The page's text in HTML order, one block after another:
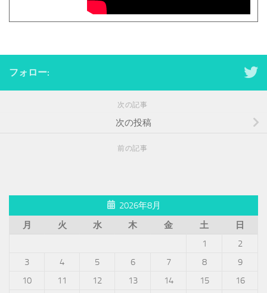
フォロー:
次の記事
次の投稿
前の記事
2026年8月
月
火 水 木 金 土
日
1
2
3
4 5 6 7 8
9
10
11 12 13 14 15
16